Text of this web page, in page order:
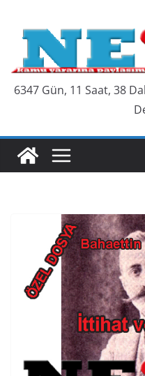
content
6347 Gün, 11 Saat, 38